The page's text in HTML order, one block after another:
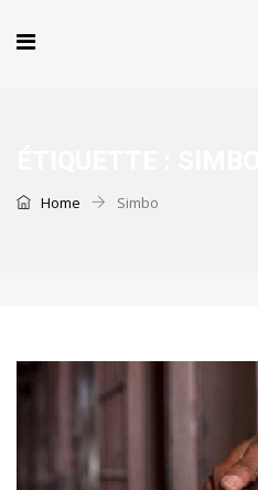
Home Simbo